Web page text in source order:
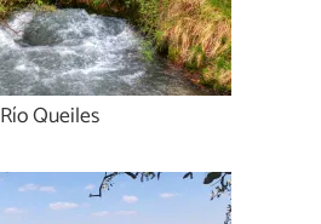
Río Queiles